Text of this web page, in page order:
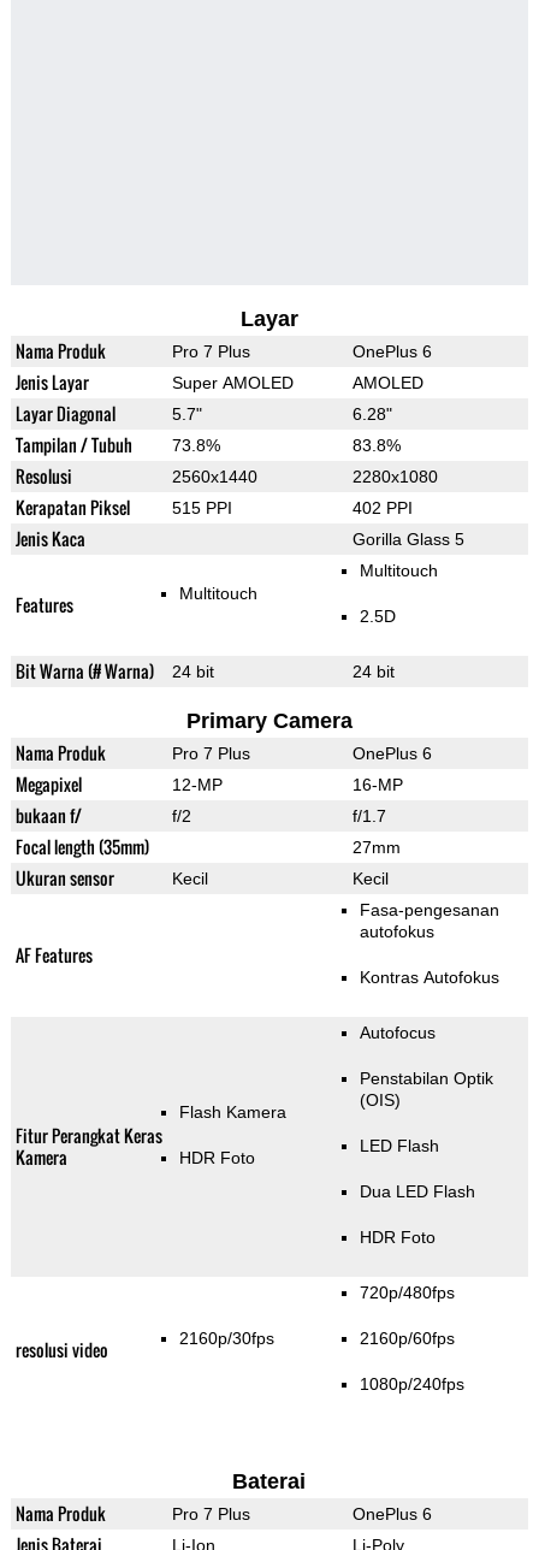
Layar
Nama Produk Pro 7 Plus OnePlus 6
Jenis Layar Super AMOLED AMOLED
Layar Diagonal 5.7" 6.28"
Tampilan / Tubuh 73.8% 83.8%
Resolusi 2560x1440 2280x1080
Kerapatan Piksel 515 PPI 402 PPI
Jenis Kaca Gorilla Glass 5
Features Multitouch
Multitouch
2.5D
Bit Warna (# Warna) 24 bit 24 bit
Primary Camera
Nama Produk Pro 7 Plus OnePlus 6
Megapixel 12-MP 16-MP
bukaan f/ f/2 f/1.7
Focal length (35mm) 27mm
Ukuran sensor Kecil Kecil
AF Features
Fasa-pengesanan
autofokus
Kontras Autofokus
Fitur Perangkat Keras
Kamera
Flash Kamera
HDR Foto
Autofocus
Penstabilan Optik
(OIS)
LED Flash
Dua LED Flash
HDR Foto
resolusi video 2160p/30fps
720p/480fps
2160p/60fps
1080p/240fps
Baterai
Nama Produk Pro 7 Plus OnePlus 6
Jenis Baterai Li-Ion Li-Poly